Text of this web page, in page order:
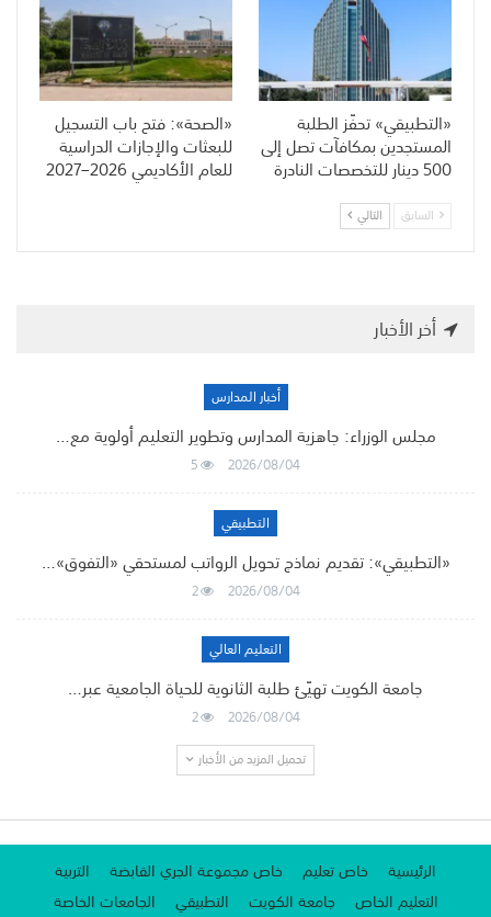
«التطبيقي» تحفّز الطلبة
المستجدين بمكافآت تصل إلى
500 دينار للتخصصات النادرة
«الصحة»: فتح باب التسجيل
للبعثات والإجازات الدراسية
للعام الأكاديمي 2026–2027
السابق التالي
أخر الأخبار
أخبار المدارس
مجلس الوزراء: جاهزية المدارس وتطوير التعليم أولوية مع…
2026/08/04
5
التطبيقي
«التطبيقي»: تقديم نماذج تحويل الرواتب لمستحقي «التفوق»…
2026/08/04
2
التعليم العالي
جامعة الكويت تهيّئ طلبة الثانوية للحياة الجامعية عبر…
2026/08/04
2
تحميل المزيد من الأخبار
الرئيسية خاص تعليم خاص مجموعة الجري القابضة
التربية
التعليم الخاص
جامعة الكويت التطبيقي الجامعات الخاصة